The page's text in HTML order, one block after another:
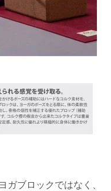
ガブロックではなく、